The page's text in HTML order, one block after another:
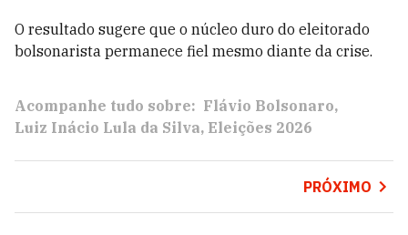
O resultado sugere que o núcleo duro do eleitorado
bolsonarista permanece fiel mesmo diante da crise.
Acompanhe tudo sobre: Flávio Bolsonaro
Luiz Inácio Lula da Silva Eleições 2026
PRÓXIMO